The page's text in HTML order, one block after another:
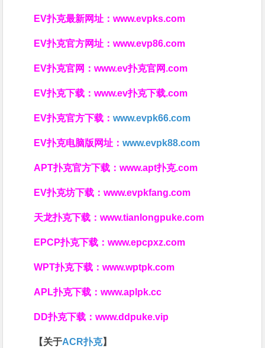
EV扑克最新网址：www.evpks.com
EV扑克官方网址：www.evp86.com
EV扑克官网：www.ev扑克官网.com
EV扑克下载：www.ev扑克下载.com
EV扑克官方下载：www.evpk66.com
EV扑克电脑版网址：www.evpk88.com
APT扑克官方下载：www.apt扑克.com
EV扑克坊下载：www.evpkfang.com
天龙扑克下载：www.tianlongpuke.com
EPCP扑克下载：www.epcpxz.com
WPT扑克下载：www.wptpk.com
APL扑克下载：www.aplpk.cc
DD扑克下载：www.ddpuke.vip
【关于ACR扑克】